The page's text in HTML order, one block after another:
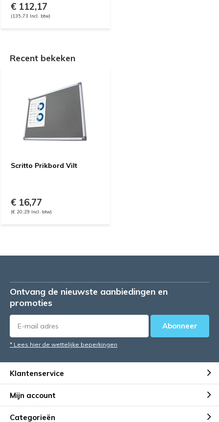
€ 112,17
(135,73 Incl. btw)
Recent bekeken
Scritto Prikbord Vilt
€ 16,77
(€ 20,29 Incl. btw)
Ontvang de nieuwste aanbiedingen en
promoties
Abonneer
* Lees hier de wettelijke beperkingen
Klantenservice
Mijn account
Categorieën